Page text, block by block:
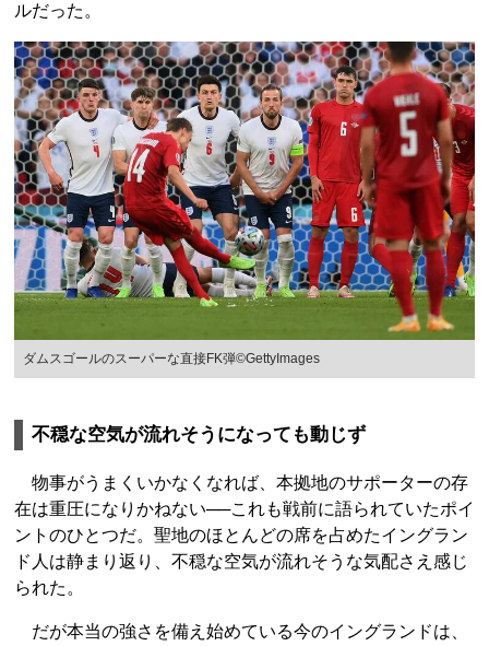
ルだった。
ダムスゴールのスーパーな直接FK弾©GettyImages
不穏な空気が流れそうになっても動じず
物事がうまくいかなくなれば、本拠地のサポーターの存
在は重圧になりかねない──これも戦前に語られていたポイ
ントのひとつだ。聖地のほとんどの席を占めたイングラン
ド人は静まり返り、不穏な空気が流れそうな気配さえ感じ
られた。
だが本当の強さを備え始めている今のイングランドは、